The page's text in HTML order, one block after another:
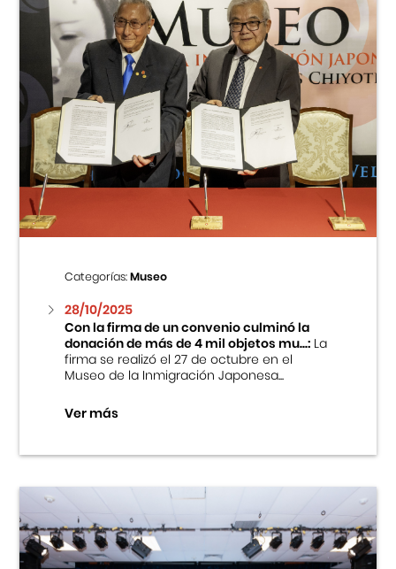
Categorías:Museo
28/10/2025
Con la firma de un convenio culminó la
donación de más de 4 mil objetos mu...:La
firma se realizó el 27 de octubre en el
Museo de la Inmigración Japonesa...
Ver más